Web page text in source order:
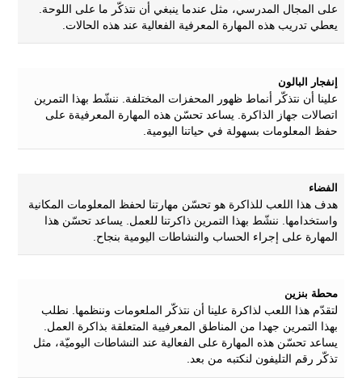
على المجال المدرسي، مثل عندما ينبغي أن نتذكّر ما على اللوحة.
يعطي تدريب هذه المهارة المعرفية الفعالية عند هذه الحالات.
إنفجار البالون
علينا أن نتذكّر أنماط ظهور المحفزات المختلفة. ننشّط بهذا التمرين
اتصالات جهاز الذاكرة. يساعد تحسّن هذه المهارة المعرفيةة على
حفظ المعلومات بسهولة في حياتنا اليومية.
الفضاء
هدف هذا اللعب للذاكرة هو تحسّن مهارتنا لحفظ المعلومات المكانية
واستخدامها. ننشّط بهذا التمرين ذاكرتنا للعمل. يساعد تحسّن هذا
المهارة على إجراء الحساب والنشاطات اليومية بنجاح.
محطة بنزين
لتقدّم هذا اللعب لذاكرة علينا أن نتذكّر الملعومات وننظمها. نطلب
بهذا التمرين جهدا من المناطق المعرفيية المتعلقة بذاكرة العمل.
يساعد تحسّن هذه المهارة على الفعالية عند النشاطات اليوميّة، مثل
تذكّر رقم التليفون لنكتبه من بعد.